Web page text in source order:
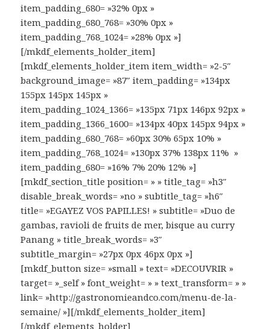
item_padding_680= »32% 0px »
item_padding_680_768= »30% 0px »
item_padding_768_1024= »28% 0px »]
[/mkdf_elements_holder_item]
[mkdf_elements_holder_item item_width= »2-5″
background_image= »87″ item_padding= »134px
155px 145px 145px »
item_padding_1024_1366= »135px 71px 146px 92px »
item_padding_1366_1600= »134px 40px 145px 94px »
item_padding_680_768= »60px 30% 65px 10% »
item_padding_768_1024= »130px 37% 138px 11% »
item_padding_680= »16% 7% 20% 12% »]
[mkdf_section_title position= » » title_tag= »h3″
disable_break_words= »no » subtitle_tag= »h6″
title= »EGAYEZ VOS PAPILLES! » subtitle= »Duo de
gambas, ravioli de fruits de mer, bisque au curry
Panang » title_break_words= »3″
subtitle_margin= »27px 0px 46px 0px »]
[mkdf_button size= »small » text= »DECOUVRIR »
target= »_self » font_weight= » » text_transform= » »
link= »http://gastronomieandco.com/menu-de-la-
semaine/ »][/mkdf_elements_holder_item]
[/mkdf_elements_holder]